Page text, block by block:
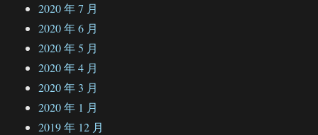
2020 年 7 月
2020 年 6 月
2020 年 5 月
2020 年 4 月
2020 年 3 月
2020 年 1 月
2019 年 12 月